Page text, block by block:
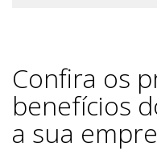
Confira os
benefícios
a sua